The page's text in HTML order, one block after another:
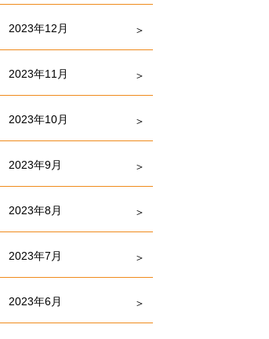
2023年12月
2023年11月
2023年10月
2023年9月
2023年8月
2023年7月
2023年6月